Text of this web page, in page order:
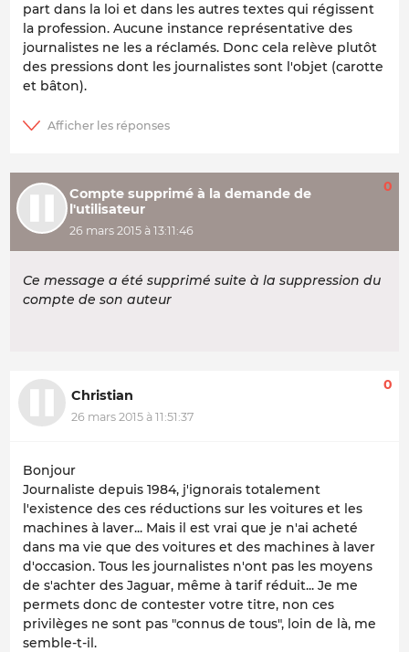
part dans la loi et dans les autres textes qui régissent
la profession. Aucune instance représentative des
journalistes ne les a réclamés. Donc cela relève plutôt
des pressions dont les journalistes sont l'objet (carotte
et bâton).
Compte supprimé à la demande de
l'utilisateur
26 mars 2015 à 13:11:46
0
Ce message a été supprimé suite à la suppression du
compte de son auteur
Christian
26 mars 2015 à 11:51:37
0
Bonjour
Journaliste depuis 1984, j'ignorais totalement
l'existence des ces réductions sur les voitures et les
machines à laver... Mais il est vrai que je n'ai acheté
dans ma vie que des voitures et des machines à laver
d'occasion. Tous les journalistes n'ont pas les moyens
de s'achter des Jaguar, même à tarif réduit... Je me
permets donc de contester votre titre, non ces
privilèges ne sont pas "connus de tous", loin de là, me
semble-t-il.